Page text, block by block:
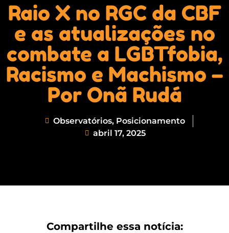
Raio X no RGC da CBF
e as atualizações no
combate a LGBTfobia,
Racismo e Machismo –
Por Onã Rudá
Observatórios, Posicionamento
abril 17, 2025
Compartilhe essa notícia: